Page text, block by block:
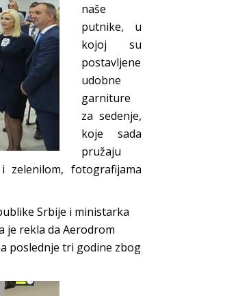
naše
putnike, u
kojoj su
postavljene
udobne
garniture
za sedenje,
koje sada
pružaju
zelenilom, fotografijama
Srbije i ministarka
je rekla da Aerodrom
poslednje tri godine zbog